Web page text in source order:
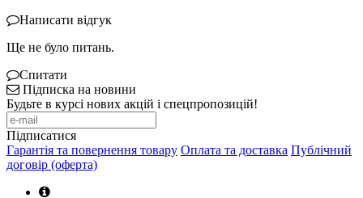
Написати відгук
Ще не було питань.
Спитати
Підписка на новини
Будьте в курсі нових акцій і спецпропозицій!
Підписатися
Гарантія та повернення товару Оплата та доставка Публічний
договір (оферта)